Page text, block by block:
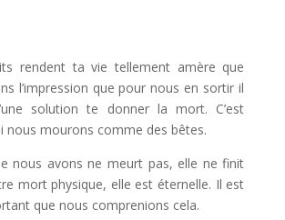
rendent ta vie tellement amère que
l’impression que pour nous en sortir il
solution te donner la mort. C’est
nous mourons comme des bêtes.
nous avons ne meurt pas, elle ne finit
mort physique, elle est éternelle. Il est
que nous comprenions cela.